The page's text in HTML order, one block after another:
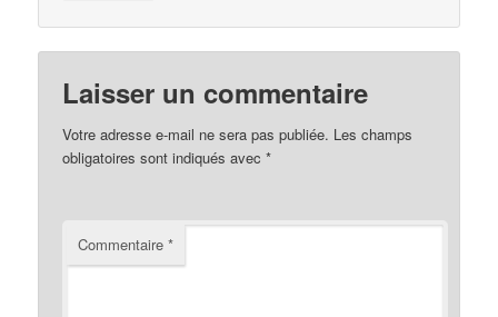
Laisser un commentaire
Votre adresse e-mail ne sera pas publiée. Les champs
obligatoires sont indiqués avec*
Commentaire*